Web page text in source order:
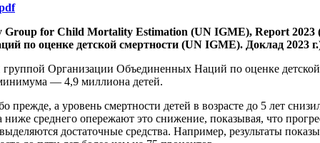
for Child Mortality Estimation (UN IGME), Report 2023
по оценке детской смертности (UN IGME). Доклад
Организации Объединенных Наций по оценке
минимума — 4,9 миллиона детей.
прежде, а уровень смертности детей в возрасте до 5 лет
среднего опережают это снижение, показывая, что
достаточные средства. Например, результаты